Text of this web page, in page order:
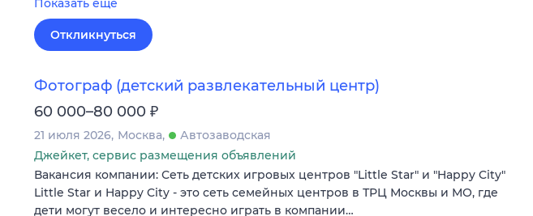
Показать ещё
Откликнуться
Фотограф (детский развлекательный центр)
60 000–80 000 ₽
21 июля 2026 Москва
Автозаводская
Джейкет, сервис размещения объявлений
Вакансия компании: Сеть детских игровых центров "Little Star" и "Happy City"
Little Star и Happy City - это сеть семейных центров в ТРЦ Москвы и МО, где
дети могут весело и интересно играть в компании…